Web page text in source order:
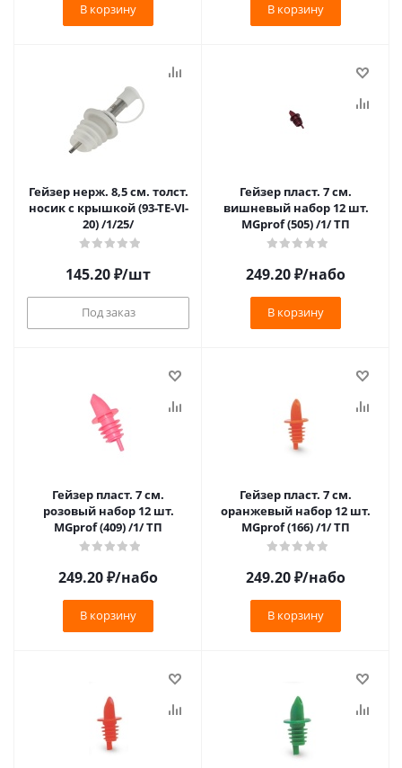
В корзину В корзину
Гейзер нерж. 8,5 см. толст.
носик с крышкой (93-TE-VI-
20) /1/25/
145.20₽/шт
Под заказ
Гейзер пласт. 7 см.
вишневый набор 12 шт.
MGprof (505) /1/ ТП
249.20₽/набо
В корзину
Гейзер пласт. 7 см.
розовый набор 12 шт.
MGprof (409) /1/ ТП
249.20₽/набо
В корзину
Гейзер пласт. 7 см.
оранжевый набор 12 шт.
MGprof (166) /1/ ТП
249.20₽/набо
В корзину